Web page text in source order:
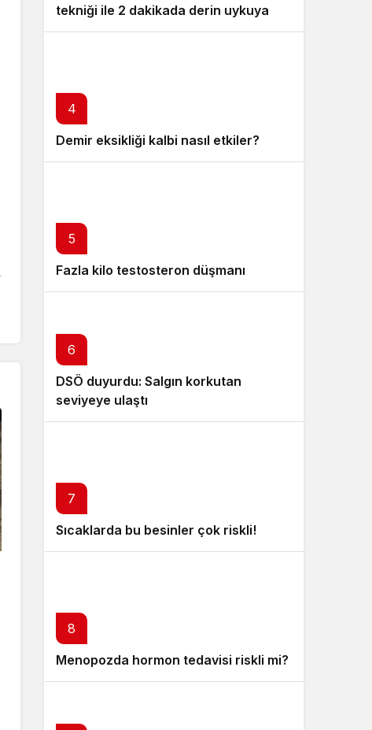
tekniği ile 2 dakikada derin uykuya
dalın
4
Demir eksikliği kalbi nasıl etkiler?
5
Fazla kilo testosteron düşmanı
6
DSÖ duyurdu: Salgın korkutan
seviyeye ulaştı
7
Sıcaklarda bu besinler çok riskli!
8
Menopozda hormon tedavisi riskli mi?